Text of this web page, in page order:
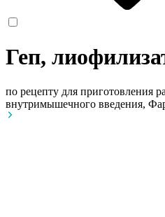
Геп,
по рецепту для приготовления
внутримышечного введения,